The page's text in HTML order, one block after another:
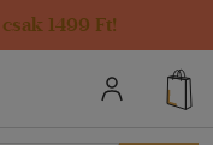
1499 Ft!